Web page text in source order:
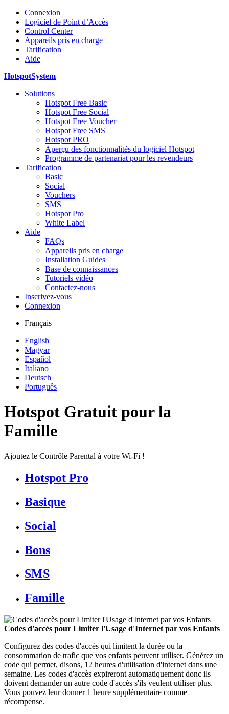
Connexion
Logiciel de Point d’Accès
Control Center
Appareils pris en charge
Tarification
Aide
HotspotSystem
Solutions
Hotspot Free Basic
Hotspot Free Social
Hotspot Free Voucher
Hotspot Free SMS
Hotspot PRO
Aperçu des fonctionnalités du logiciel Hotspot
Programme de partenariat pour les revendeurs
Tarification
Basic
Social
Vouchers
SMS
Hotspot Pro
White Label
Aide
FAQs
Appareils pris en charge
Installation Guides
Base de connaissances
Tutoriels vidéo
Contactez-nous
Inscrivez-vous
Connexion
Français
English
Magyar
Español
Italiano
Deutsch
Português
Hotspot Gratuit pour la
Famille
Ajoutez le Contrôle Parental à votre Wi-Fi !
Hotspot Pro
Basique
Social
Bons
SMS
Famille
Codes d'accès pour Limiter l'Usage d'Internet par vos Enfants
Configurez des codes d'accès qui limitent la durée ou la
consommation de trafic que vos enfants peuvent utiliser. Générez un
code qui permet, disons, 12 heures d'utilisation d'internet dans une
semaine. Les codes d'accès expireront automatiquement donc ils
doivent demander un autre code d'accès s'ils veulent utiliser plus.
Vous pouvez leur donner 1 heure supplémentaire comme
récompense.